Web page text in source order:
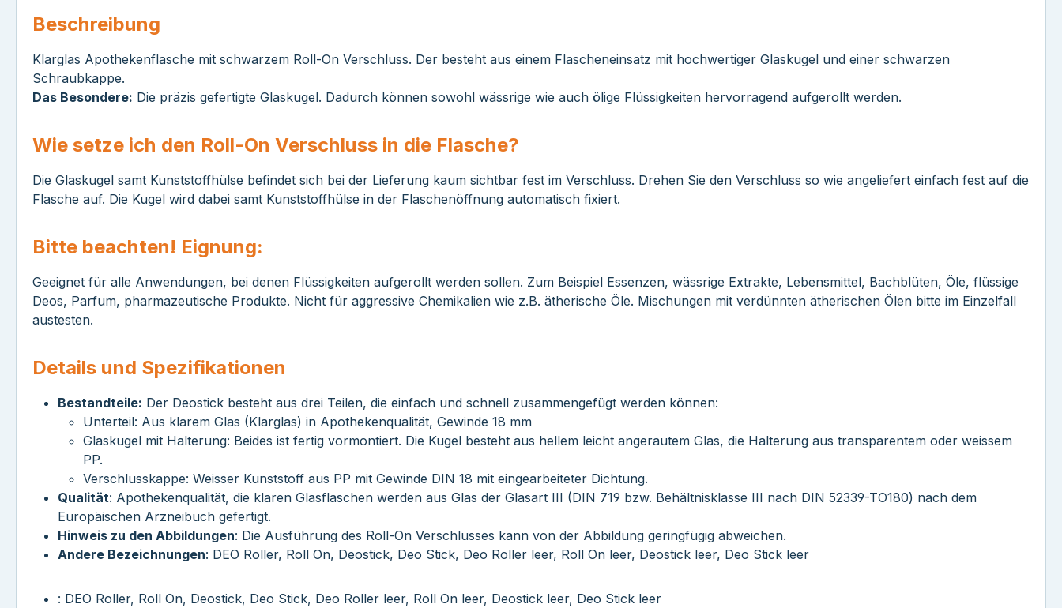
Beschreibung
Klarglas Apothekenflasche mit schwarzem Roll-On Verschluss. Der besteht aus einem Flascheneinsatz mit hochwertiger Glaskugel und einer schwarzen
Schraubkappe.
Das Besondere: Die präzis gefertigte Glaskugel. Dadurch können sowohl wässrige wie auch ölige Flüssigkeiten hervorragend aufgerollt werden.
Wie setze ich den Roll-On Verschluss in die Flasche?
Die Glaskugel samt Kunststoffhülse befindet sich bei der Lieferung kaum sichtbar fest im Verschluss. Drehen Sie den Verschluss so wie angeliefert einfach fest auf die
Flasche auf. Die Kugel wird dabei samt Kunststoffhülse in der Flaschenöffnung automatisch fixiert.
Bitte beachten! Eignung:
Geeignet für alle Anwendungen, bei denen Flüssigkeiten aufgerollt werden sollen. Zum Beispiel Essenzen, wässrige Extrakte, Lebensmittel, Bachblüten, Öle, flüssige
Deos, Parfum, pharmazeutische Produkte. Nicht für aggressive Chemikalien wie z.B. ätherische Öle. Mischungen mit verdünnten ätherischen Ölen bitte im Einzelfall
austesten.
Details und Spezifikationen
Bestandteile: Der Deostick besteht aus drei Teilen, die einfach und schnell zusammengefügt werden können:
Unterteil: Aus klarem Glas (Klarglas) in Apothekenqualität, Gewinde 18 mm
Glaskugel mit Halterung: Beides ist fertig vormontiert. Die Kugel besteht aus hellem leicht angerautem Glas, die Halterung aus transparentem oder weissem
PP.
Verschlusskappe: Weisser Kunststoff aus PP mit Gewinde DIN 18 mit eingearbeiteter Dichtung.
Qualität: Apothekenqualität, die klaren Glasflaschen werden aus Glas der Glasart III (DIN 719 bzw. Behältnisklasse III nach DIN 52339-TO180) nach dem
Europäischen Arzneibuch gefertigt.
Hinweis zu den Abbildungen: Die Ausführung des Roll-On Verschlusses kann von der Abbildung geringfügig abweichen.
Andere Bezeichnungen: DEO Roller, Roll On, Deostick, Deo Stick, Deo Roller leer, Roll On leer, Deostick leer, Deo Stick leer
: DEO Roller, Roll On, Deostick, Deo Stick, Deo Roller leer, Roll On leer, Deostick leer, Deo Stick leer